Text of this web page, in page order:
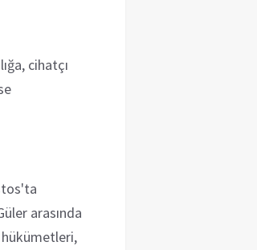
cihatçı
arasında
hükümetleri,